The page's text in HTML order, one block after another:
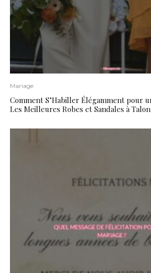
Mariage
Comment S’Habiller Élégamment pour
Les Meilleures Robes et Sandales à Talon